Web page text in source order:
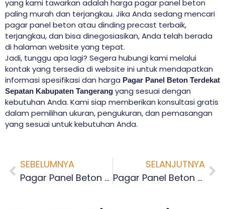
yang kami tawarkan adalah harga pagar panel beton
paling murah dan terjangkau. Jika Anda sedang mencari
pagar panel beton atau dinding precast terbaik,
terjangkau, dan bisa dinegosiasikan, Anda telah berada
di halaman website yang tepat.
Jadi, tunggu apa lagi? Segera hubungi kami melalui
kontak yang tersedia di website ini untuk mendapatkan
informasi spesifikasi dan harga Pagar Panel Beton Terdekat
Sepatan Kabupaten Tangerang yang sesuai dengan
kebutuhan Anda. Kami siap memberikan konsultasi gratis
dalam pemilihan ukuran, pengukuran, dan pemasangan
yang sesuai untuk kebutuhan Anda.
SEBELUMNYA
Pagar Panel Beton Terdekat Ranca Bango Kabupaten Tangerang
SELANJUTNYA
Pagar Panel Beton Terdekat Sepatan Timur Kabupaten Tangerang